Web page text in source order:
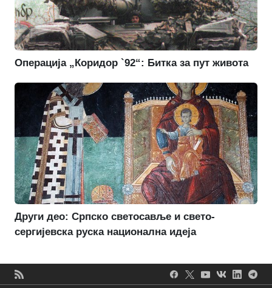
Операција „Коридор `92“: Битка за пут живота
Други део: Српско светосавље и свето-
сергијевска руска национална идеја